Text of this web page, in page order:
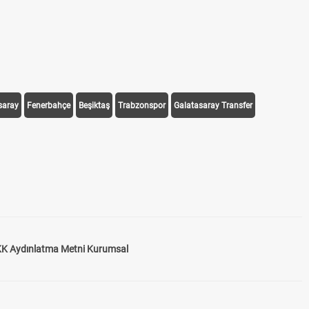
Fenerbahçe Beşiktaş Trabzonspor Galatasaray Transfer
Aydınlatma Metni Kurumsal